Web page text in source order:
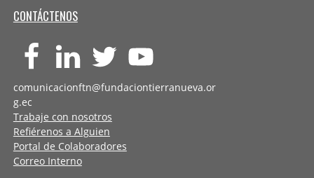
CONTÁCTENOS
comunicacionftn@fundaciontierranueva.or
g.ec
Trabaje con nosotros
Refiérenos a Alguien
Portal de Colaboradores
Correo Interno